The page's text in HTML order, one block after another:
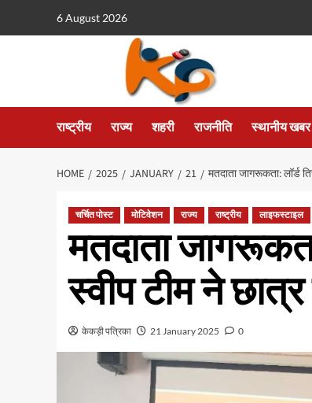
6 August 2026
राष्ट्रीय राज्य शहरी राजनीति स्थानीय खबर
HOME 2025 JANUARY 21 मतदाता जागरूकता: लॉर्ड
चर्चित पोस्ट मोटिवेशन राज्य राष्ट्रीय लाइफस्टाइल
मतदाता
स्वीप टीम ने
केकड़ी पत्रिका 21 January 2025 0